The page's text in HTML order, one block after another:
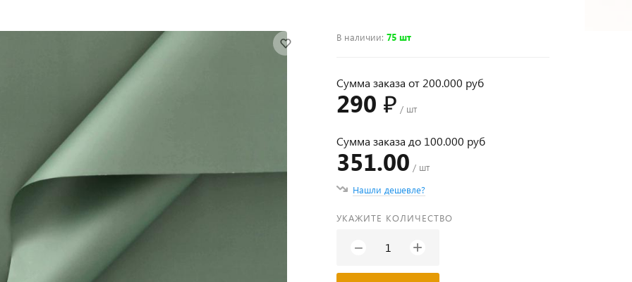
В наличии:75 шт
Сумма заказа от 200.000 руб
290 ₽ / шт
Сумма заказа до 100.000 руб
351.00 / шт
Нашли дешевле?
УКАЖИТЕ КОЛИЧЕСТВО
− +